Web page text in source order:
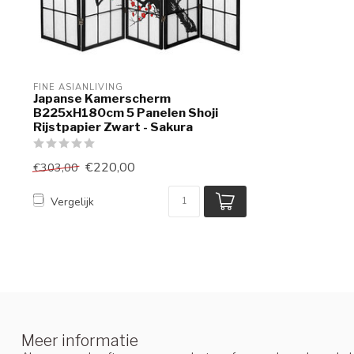
FINE ASIANLIVING
Japanse Kamerscherm
B225xH180cm 5 Panelen Shoji
Rijstpapier Zwart - Sakura
€303,00 €220,00
Vergelijk
Meer informatie